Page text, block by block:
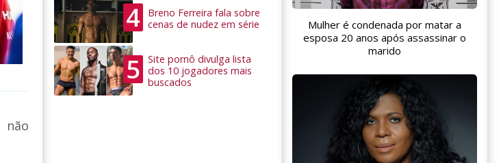
não
4
Breno Ferreira fala sobre
cenas de nudez em série
5
Site pornô divulga lista
dos 10 jogadores mais
buscados
Mulher é condenada por matar a
esposa 20 anos após assassinar o
marido